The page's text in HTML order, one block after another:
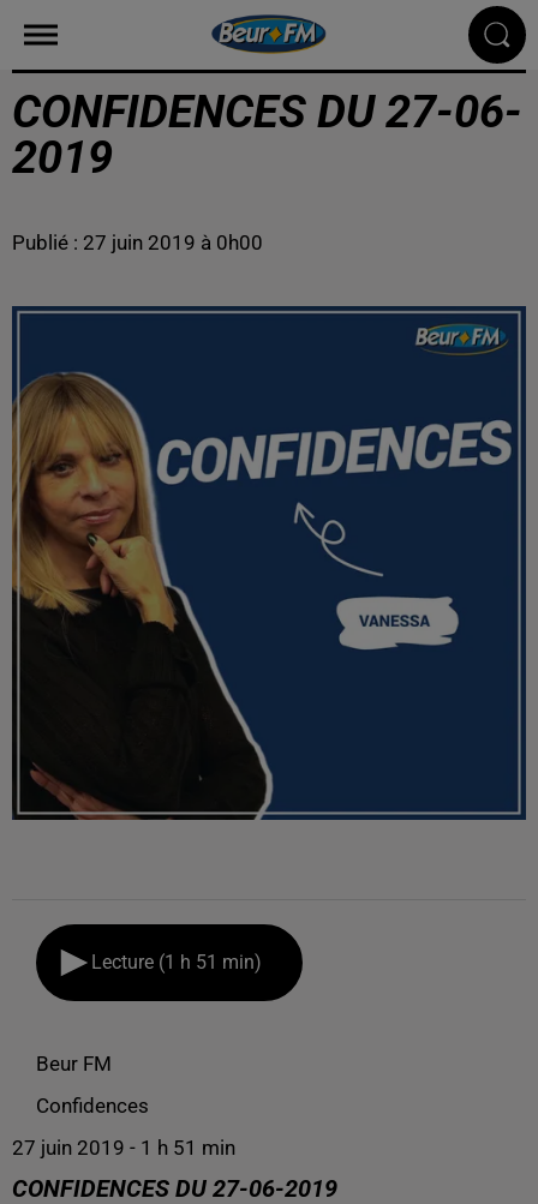
CONFIDENCES DU 27-06-
2019
Publié : 27 juin 2019 à 0h00
Lecture (1 h 51 min)
Beur FM
Confidences
27 juin 2019 - 1 h 51 min
CONFIDENCES DU 27-06-2019